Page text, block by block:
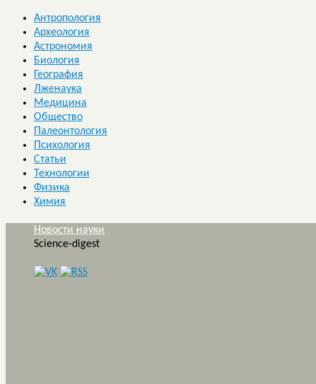
Антропология
Археология
Астрономия
Биология
География
Лженаука
Медицина
Общество
Палеонтология
Психология
Статьи
Технологии
Физика
Химия
Новости науки
Science-digest